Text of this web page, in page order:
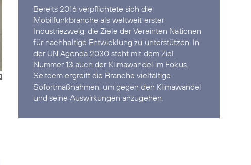
Bereits 2016 verpflichtete sich die
Mobilfunkbranche als weltweit erster
Industriezweig, dieZiele der Vereinten Nationen
für nachhaltige Entwicklung zu unterstützen. In
der UN Agenda 2030 steht mit dem Ziel
Nummer 13 auch der Klimawandel im Fokus.
Seitdem ergreift die Branche vielfältige
Sofortmaßnahmen, um gegen den Klimawandel